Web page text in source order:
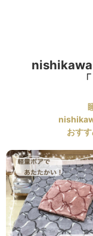
nishikawa
おす